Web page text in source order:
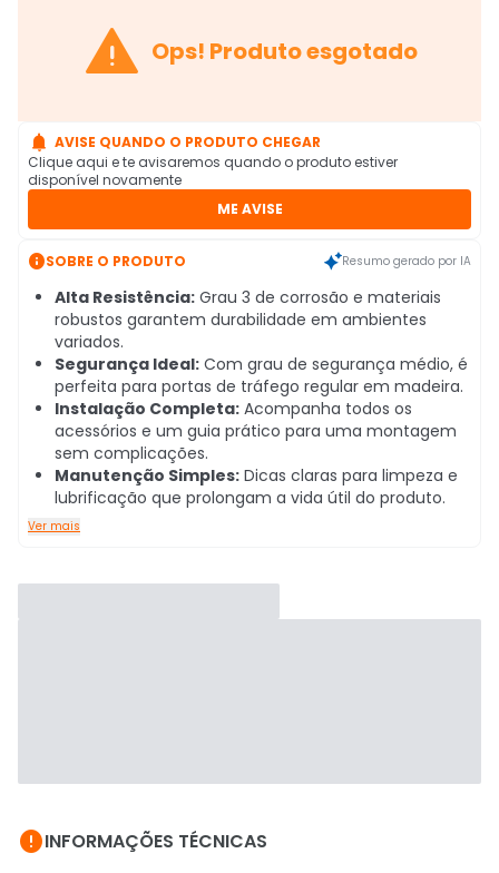
 Ops! Produto esgotado
 AVISE QUANDO O PRODUTO CHEGAR
Clique aqui e te avisaremos quando o produto estiver
disponível novamente
ME AVISE
SOBRE O PRODUTO Resumo gerado por IA
Alta Resistência: Grau 3 de corrosão e materiais
robustos garantem durabilidade em ambientes
variados.
Segurança Ideal: Com grau de segurança médio, é
perfeita para portas de tráfego regular em madeira.
Instalação Completa: Acompanha todos os
acessórios e um guia prático para uma montagem
sem complicações.
Manutenção Simples: Dicas claras para limpeza e
lubrificação que prolongam a vida útil do produto.
Ver mais
INFORMAÇÕES TÉCNICAS